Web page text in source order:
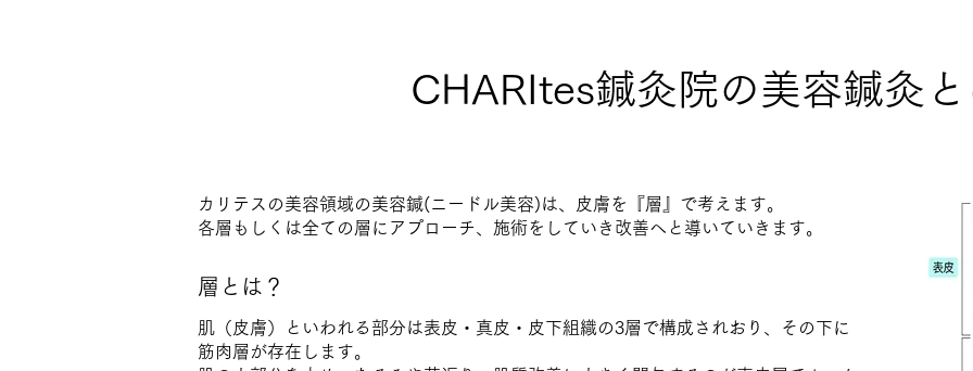
CHARItes鍼灸院の美容鍼灸
カリテスの美容領域の美容鍼(ニードル美容)は、皮膚を『層』で考えます。
各層もしくは全ての層にアプローチ、施術をしていき改善へと導いていきます。
層とは？
肌（皮膚）といわれる部分は表皮・真皮・皮下組織の3層で構成されおり、その下に
筋肉層が存在します。